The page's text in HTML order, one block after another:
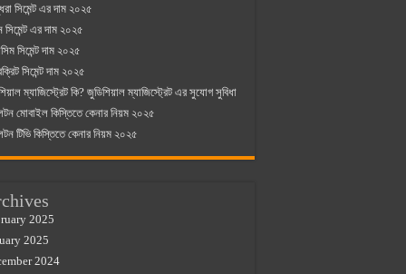
সিমেন্ট এর দাম ২০২৫
সিমেন্ট এর দাম ২০২৫
সিমেন্ট দাম ২০২৫
সিমেন্ট দাম ২০২৫
ম্যাজিস্ট্রেট কি? জুডিশিয়াল ম্যাজিস্ট্রেট এর সুযোগ সুবিধা
মোবাইল কিস্তিতে কেনার নিয়ম ২০২৫
টিভি কিস্তিতে কেনার নিয়ম ২০২৫
2025
2025
2024